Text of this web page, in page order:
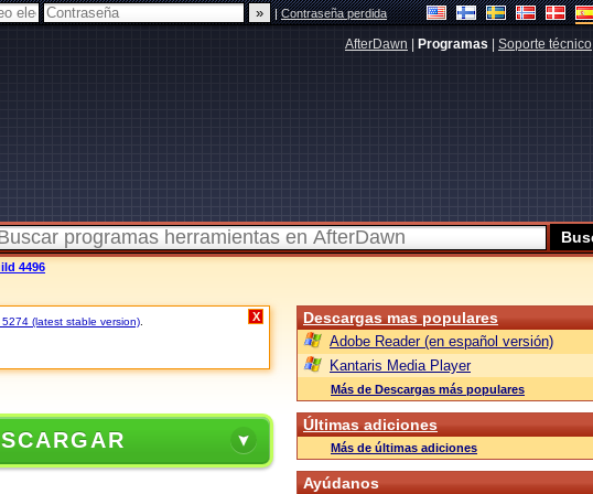
|Contraseña perdida
AfterDawn Programas Soporte técnico
4496
(latest stable version) X Descargas mas populares
Adobe Reader (en español versión)
Kantaris Media Player
Más de Descargas más populares
Últimas adiciones
Más de últimas adiciones
Ayúdanos